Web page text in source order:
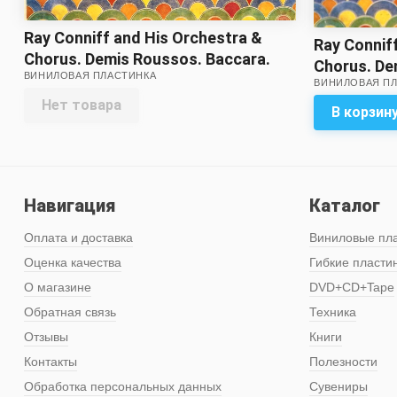
Ray Conniff and His Orchestra &
Chorus. Demis Roussos. Baccara.
Gloria Gaynor. The Dooleys. Franck
Pourcel et Son Grand Orchestre.
Пластинка 2
ВИНИЛОВАЯ ПЛАСТИНКА
Нет товара
Ray
Chorus.
Gloria
Pourcel et
Silver
Пластинка
ВИНИЛОВАЯ
В
Навигация
Оплата и доставка
Оценка качества
О магазине
Обратная связь
Отзывы
Контакты
Обработка персональных данных
Каталог
Виниловые
Гибкие
DVD+CD+Tape
Техника
Книги
Полезности
Сувениры